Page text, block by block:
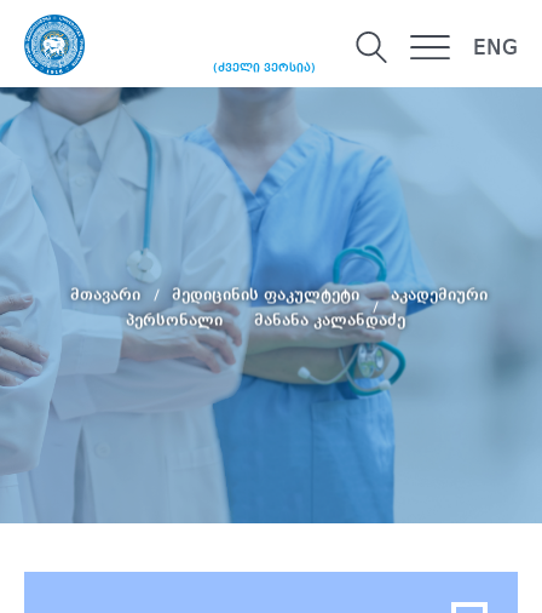
(ძველი ვერსია)
ENG
მთავარი მედიცინის ფაკულტეტი
აკადემიური
პერსონალი
მანანა კალანდაძე